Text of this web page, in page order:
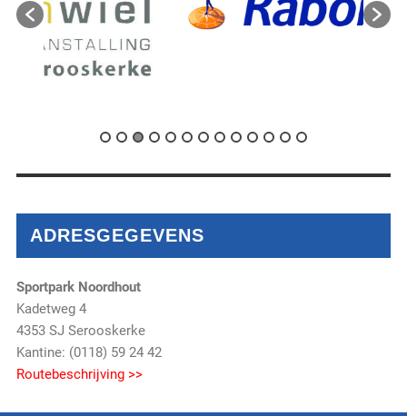
ADRESGEGEVENS
Sportpark Noordhout
Kadetweg 4
4353 SJ Serooskerke
Kantine: (0118) 59 24 42
Routebeschrijving >>